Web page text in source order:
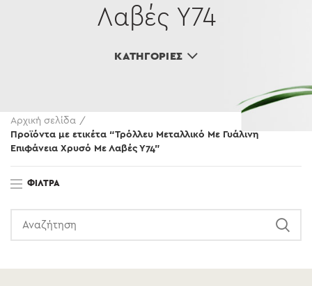
Λαβές Υ74
ΚΑΤΗΓΟΡΊΕΣ
Αρχική σελίδα
Προϊόντα με ετικέτα “Τρόλλευ Μεταλλικό Με Γυάλινη
Επιφάνεια Χρυσό Με Λαβές Υ74”
ΦΊΛΤΡΑ